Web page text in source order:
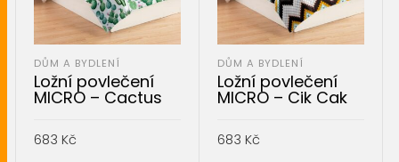
DŮM A BYDLENÍ
Ložní povlečení
MICRO – Cactus
683 Kč
DŮM A BYDLENÍ
Ložní povlečení
MICRO – Cik Cak
683 Kč